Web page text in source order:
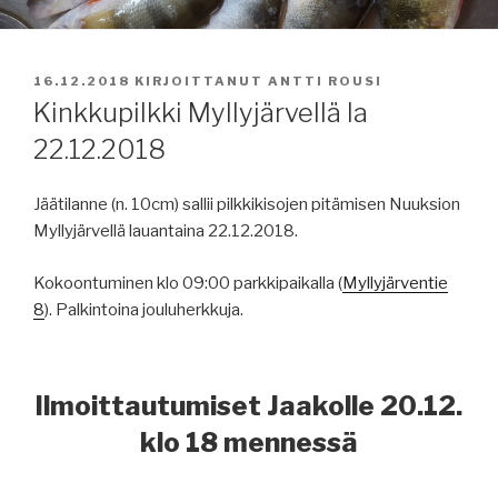
JULKAISTU
16.12.2018 KIRJOITTANUT ANTTI ROUSI
Kinkkupilkki Myllyjärvellä la
22.12.2018
Jäätilanne (n. 10cm) sallii pilkkikisojen pitämisen Nuuksion
Myllyjärvellä lauantaina 22.12.2018.
Kokoontuminen klo 09:00 parkkipaikalla (Myllyjärventie
8). Palkintoina jouluherkkuja.
Ilmoittautumiset Jaakolle 20.12.
klo 18 mennessä